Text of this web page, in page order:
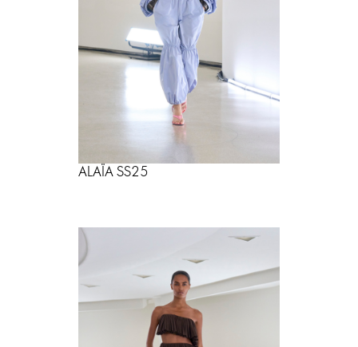
ALAÏA SS25